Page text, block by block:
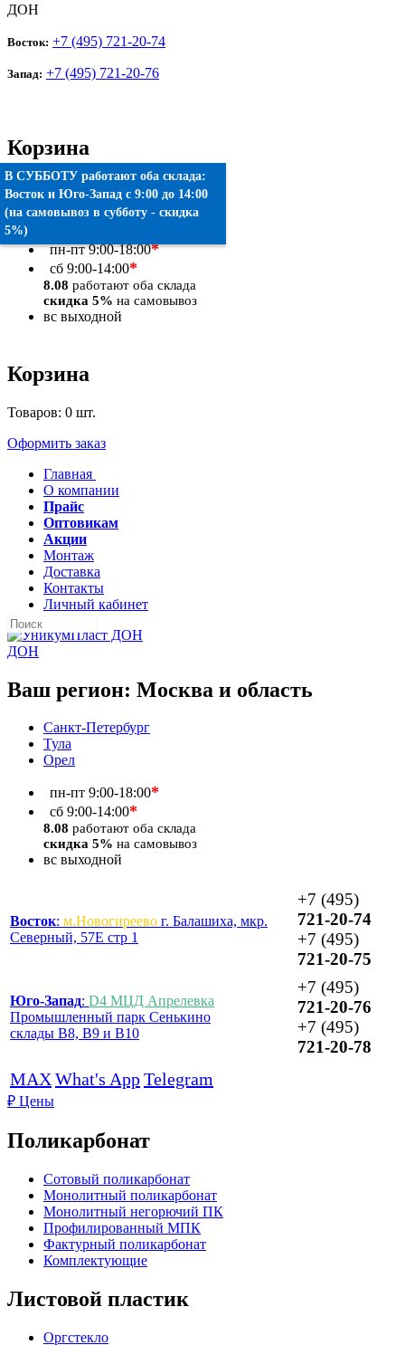
ДОН
Восток: +7 (495) 721-20-74
Запад: +7 (495) 721-20-76
Корзина
Товаров:0 шт.
Оформить заказ
пн-пт9:00-18:00*
сб 9:00-14:00*
8.08 работают оба склада
скидка 5% на самовывоз
вс выходной
Корзина
Товаров: 0 шт.
Оформить заказ
Главная
О компании
Прайс
Оптовикам
Акции
Монтаж
Доставка
Контакты
Личный кабинет
ДОН
Ваш регион: Москва и область
Санкт-Петербург
Тула
Орел
пн-пт 9:00-18:00*
сб 9:00-14:00*
8.08 работают оба склада
скидка 5% на самовывоз
вс выходной
Восток: м.Новогиреево г. Балашиха, мкр.
Северный, 57Е стр 1
+7 (495)
721-20-74
+7 (495)
721-20-75
Юго-Запад: D4 МЦД Апрелевка
Промышленный парк Сенькино
склады B8, B9 и B10
+7 (495)
721-20-76
+7 (495)
721-20-78
MAXWhat's AppTelegram
В СУББОТУ работают оба склада:
Восток и Юго-Запад c 9:00 до 14:00
(на самовывоз в субботу - скидка
5%)
₽ Цены
Поликарбонат
Сотовый поликарбонат
Монолитный поликарбонат
Монолитный негорючий ПК
Профилированный МПК
Фактурный поликарбонат
Комплектующие
Листовой пластик
Оргстекло